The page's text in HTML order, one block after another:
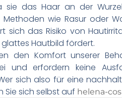
sie das Haar an der
wie Rasur oder
sich das Risiko von
Hautbild fördert.
den Komfort unserer
und erfordern keine
sich also für eine
Sie sich selbst auf helena-